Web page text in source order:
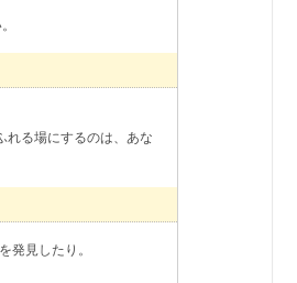
れる場にするのは、あな
発見したり。